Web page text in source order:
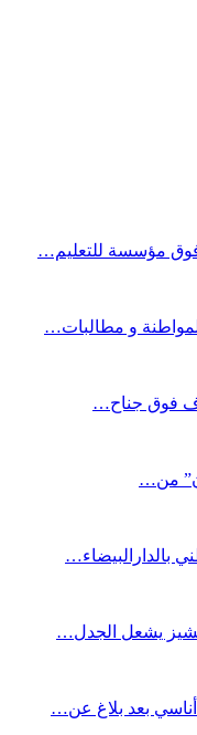
مؤسسة للتعليم…
و مطالبات…
فوق جناح…
من…
بالدارالبيضاء…
يشعل الجدل…
أناسي بعد بلاغ عن…